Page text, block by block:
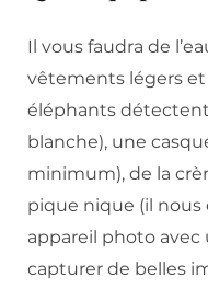
Il vous faudra de
vêtements légers
éléphants
blanche), une
minimum), de la
pique nique (il nous
appareil photo
capturer de belles